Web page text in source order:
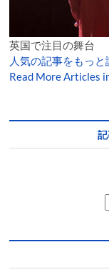
英国で注目の舞台
人気の記事をもっと
Read More Articles